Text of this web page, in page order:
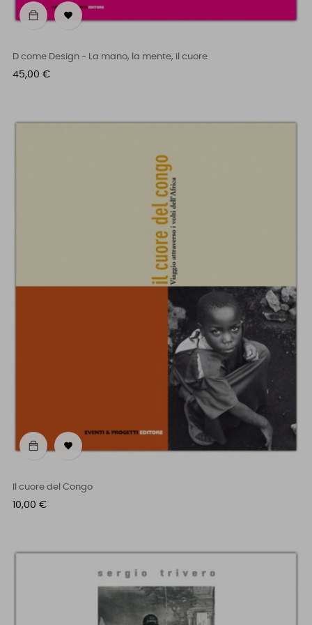

D come Design - La mano, la mente, il cuore
Prezzo
45,00 €

Il cuore del Congo
Prezzo
10,00 €